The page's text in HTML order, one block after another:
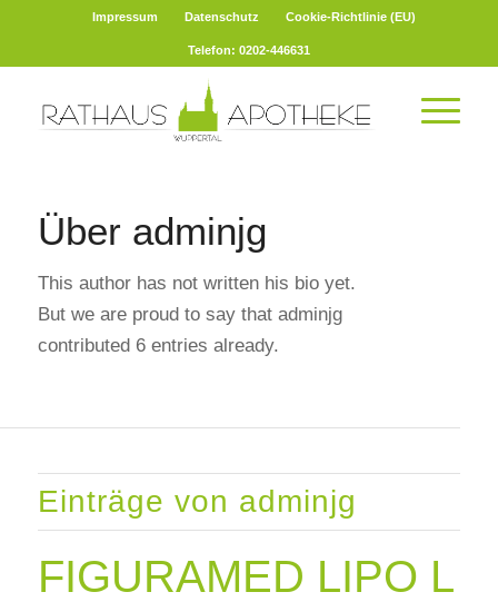
Impressum Datenschutz Cookie-Richtlinie (EU)
Telefon: 0202-446631
Über adminjg
This author has not written his bio yet.
But we are proud to say that adminjg
contributed 6 entries already.
Einträge von adminjg
FIGURAMED LIPO L